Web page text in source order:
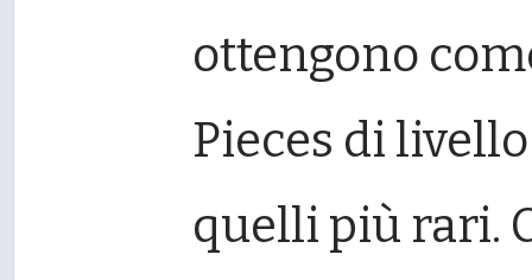
ottengono
Pieces di
quelli più rari.